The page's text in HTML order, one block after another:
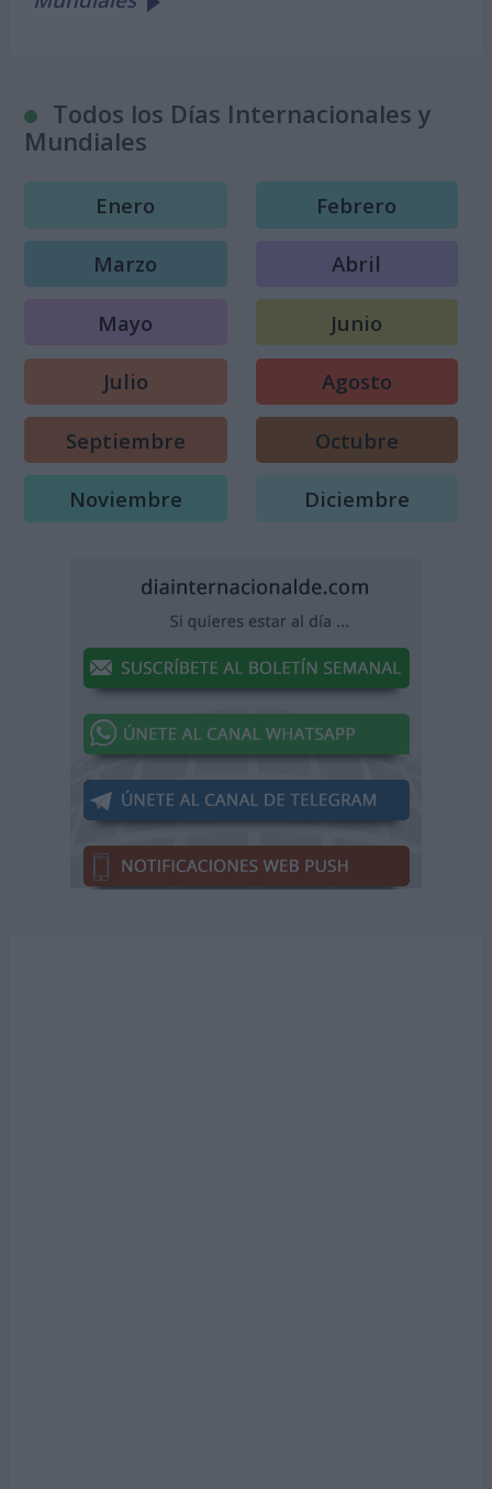
Todos los Días Internacionales y
Mundiales
Enero Febrero
Marzo Abril
Mayo Junio
Julio Agosto
Septiembre Octubre
Noviembre Diciembre